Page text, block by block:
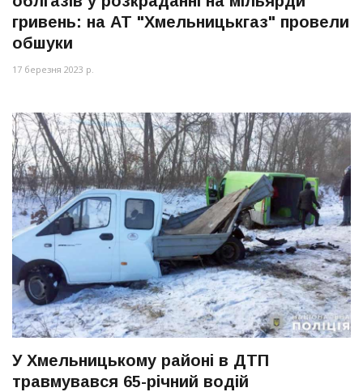
гривень: на АТ "Хмельницькгаз" провели
обшуки
17 березня 2023 р.
У Хмельницькому районі в ДТП
травмувався 65-річний водій